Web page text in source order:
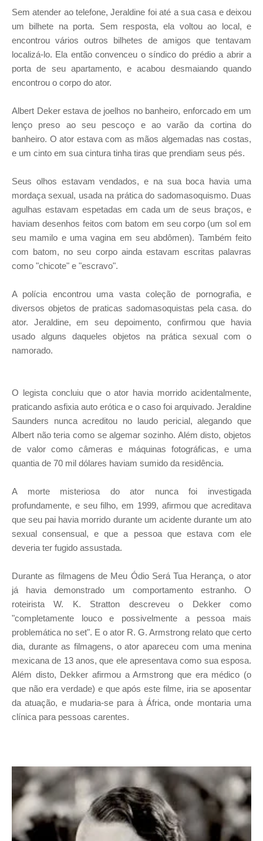
Sem atender ao telefone, Jeraldine foi até a sua casa e deixou
um bilhete na porta. Sem resposta, ela voltou ao local, e
encontrou vários outros bilhetes de amigos que tentavam
localizá-lo. Ela então convenceu o síndico do prédio a abrir a
porta de seu apartamento, e acabou desmaiando quando
encontrou o corpo do ator.
Albert Deker estava de joelhos no banheiro, enforcado em um
lenço preso ao seu pescoço e ao varão da cortina do
banheiro. O ator estava com as mãos algemadas nas costas,
e um cinto em sua cintura tinha tiras que prendiam seus pés.
Seus olhos estavam vendados, e na sua boca havia uma
mordaça sexual, usada na prática do sadomasoquismo. Duas
agulhas estavam espetadas em cada um de seus braços, e
haviam desenhos feitos com batom em seu corpo (um sol em
seu mamilo e uma vagina em seu abdômen). Também feito
com batom, no seu corpo ainda estavam escritas palavras
como "chicote" e "escravo".
A polícia encontrou uma vasta coleção de pornografia, e
diversos objetos de praticas sadomasoquistas pela casa. do
ator. Jeraldine, em seu depoimento, confirmou que havia
usado alguns daqueles objetos na prática sexual com o
namorado.
O legista concluiu que o ator havia morrido acidentalmente,
praticando asfixia auto erótica e o caso foi arquivado. Jeraldine
Saunders nunca acreditou no laudo pericial, alegando que
Albert não teria como se algemar sozinho. Além disto, objetos
de valor como câmeras e máquinas fotográficas, e uma
quantia de 70 mil dólares haviam sumido da residência.
A morte misteriosa do ator nunca foi investigada
profundamente, e seu filho, em 1999, afirmou que acreditava
que seu pai havia morrido durante um acidente durante um ato
sexual consensual, e que a pessoa que estava com ele
deveria ter fugido assustada.
Durante as filmagens de Meu Ódio Será Tua Herança, o ator
já havia demonstrado um comportamento estranho. O
roteirista W. K. Stratton descreveu o Dekker como
"completamente louco e possivelmente a pessoa mais
problemática no set". E o ator R. G. Armstrong relato que certo
dia, durante as filmagens, o ator apareceu com uma menina
mexicana de 13 anos, que ele apresentava como sua esposa.
Além disto, Dekker afirmou a Armstrong que era médico (o
que não era verdade) e que após este filme, iria se aposentar
da atuação, e mudaria-se para à África, onde montaria uma
clínica para pessoas carentes.